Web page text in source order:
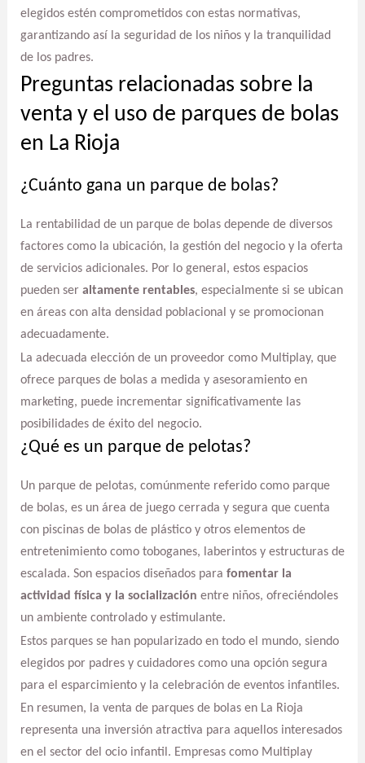
elegidos estén comprometidos con estas normativas,
garantizando así la seguridad de los niños y la tranquilidad
de los padres.
Preguntas relacionadas sobre la
venta y el uso de parques de bolas
en La Rioja
¿Cuánto gana un parque de bolas?
La rentabilidad de un parque de bolas depende de diversos
factores como la ubicación, la gestión del negocio y la oferta
de servicios adicionales. Por lo general, estos espacios
pueden ser altamente rentables, especialmente si se ubican
en áreas con alta densidad poblacional y se promocionan
adecuadamente.
La adecuada elección de un proveedor como Multiplay, que
ofrece parques de bolas a medida y asesoramiento en
marketing, puede incrementar significativamente las
posibilidades de éxito del negocio.
¿Qué es un parque de pelotas?
Un parque de pelotas, comúnmente referido como parque
de bolas, es un área de juego cerrada y segura que cuenta
con piscinas de bolas de plástico y otros elementos de
entretenimiento como toboganes, laberintos y estructuras de
escalada. Son espacios diseñados para fomentar la
actividad física y la socialización entre niños, ofreciéndoles
un ambiente controlado y estimulante.
Estos parques se han popularizado en todo el mundo, siendo
elegidos por padres y cuidadores como una opción segura
para el esparcimiento y la celebración de eventos infantiles.
En resumen, la venta de parques de bolas en La Rioja
representa una inversión atractiva para aquellos interesados
en el sector del ocio infantil. Empresas como Multiplay